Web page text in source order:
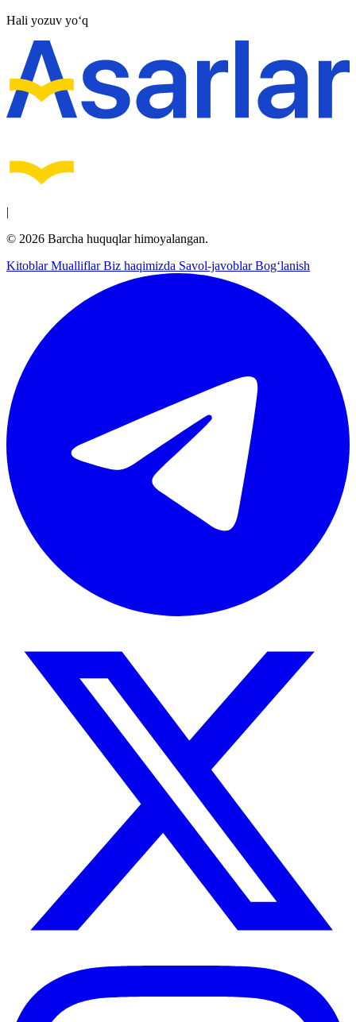
Hali yozuv yo‘q
|
© 2026 Barcha huquqlar himoyalangan.
KitoblarMualliflarBiz haqimizda Savol-javoblarBog‘lanish